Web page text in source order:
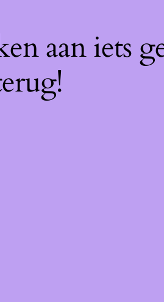
aan iets